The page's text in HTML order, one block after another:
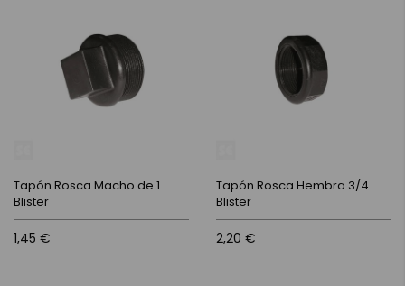
Tapón Rosca Macho de 1
Blister
1,45 €
Tapón Rosca Hembra 3/4
Blister
2,20 €